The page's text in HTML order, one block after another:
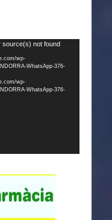
source(s) not found
wp-
WhatsApp-376-
wp-
WhatsApp-376-